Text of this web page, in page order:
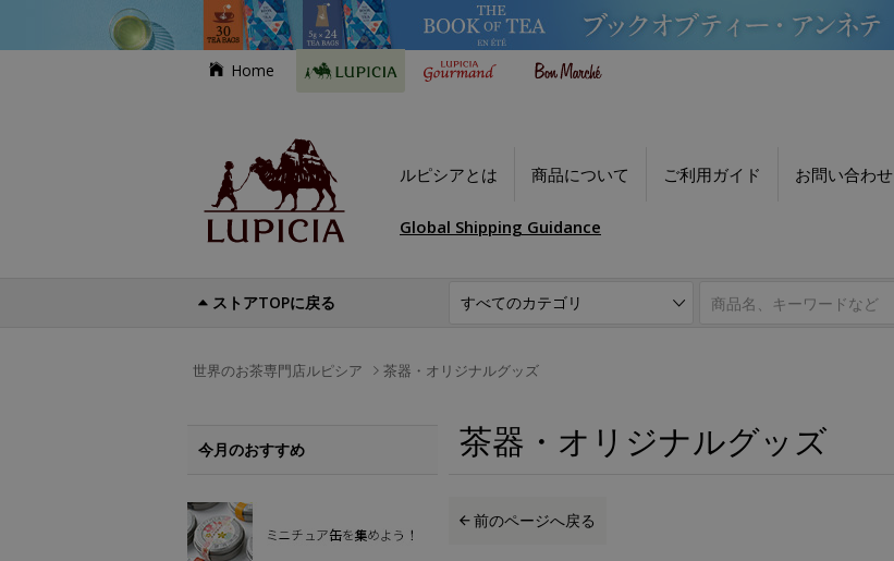
Home
ルピシアとは 商品について ご利用ガイド お問い合わせ
Global Shipping Guidance
ストアTOPに戻る
世界のお茶専門店ルピシア 茶器・オリジナルグッズ
茶器・オリジナルグッズ
前のページへ戻る
今月のおすすめ